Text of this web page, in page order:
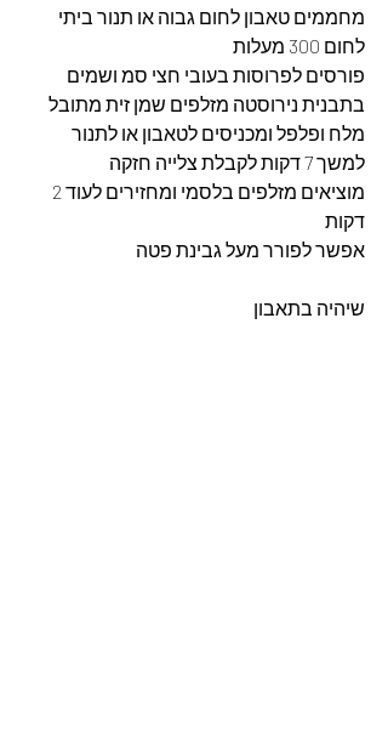
מחממים טאבון לחום גבוה או תנור ביתי
לחום 300 מעלות
פורסים לפרוסות בעובי חצי סמ ושמים
בתבנית נירוסטה מזלפים שמן זית מתובל
מלח ופלפל ומכניסים לטאבון או לתנור
למשך 7 דקות לקבלת צלייה חזקה
דקות
אפשר לפורר מעל גבינת פטה
שיהיה בתאבון